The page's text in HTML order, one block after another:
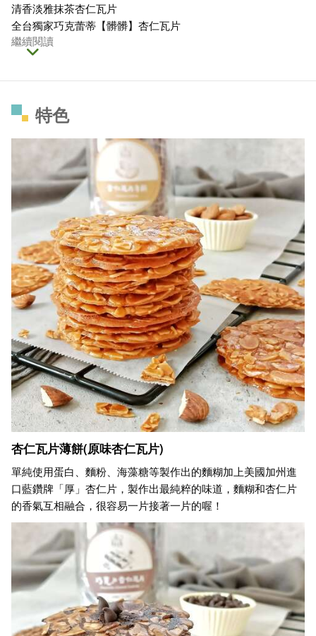
清香淡雅抹茶杏仁瓦片
全台獨家巧克蕾蒂【髒髒】杏仁瓦片
繼續閱讀
特色
杏仁瓦片薄餅(原味杏仁瓦片)
單純使用蛋白、麵粉、海藻糖等製作出的麵糊加上美國加州進
口藍鑽牌「厚」杏仁片，製作出最純粹的味道，麵糊和杏仁片
的香氣互相融合，很容易一片接著一片的喔！